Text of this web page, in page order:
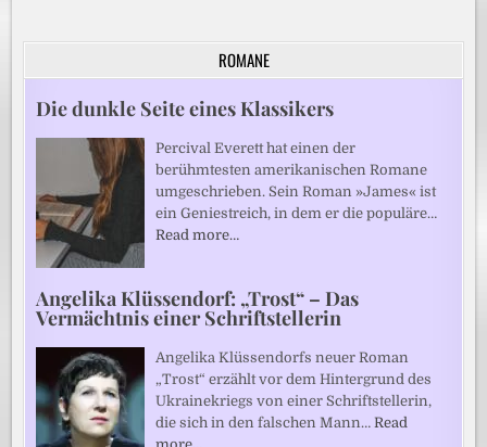
ROMANE
Die dunkle Seite eines Klassikers
Percival Everett hat einen der
berühmtesten amerikanischen Romane
umgeschrieben. Sein Roman »James« ist
ein Geniestreich, in dem er die populäre…
Read more…
Angelika Klüssendorf: „Trost“ – Das
Vermächtnis einer Schriftstellerin
Angelika Klüssendorfs neuer Roman
„Trost“ erzählt vor dem Hintergrund des
Ukrainekriegs von einer Schriftstellerin,
die sich in den falschen Mann…Read